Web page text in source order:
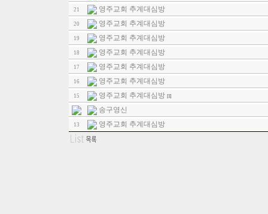
21 영주교회 추계대심방
20 영주교회 추계대심방
19 영주교회 추계대심방
18 영주교회 추계대심방
17 영주교회 추계대심방
16 영주교회 추계대심방
15 영주교회 추계대심방 [1]
송구영신
13 영주교회 추계대심방